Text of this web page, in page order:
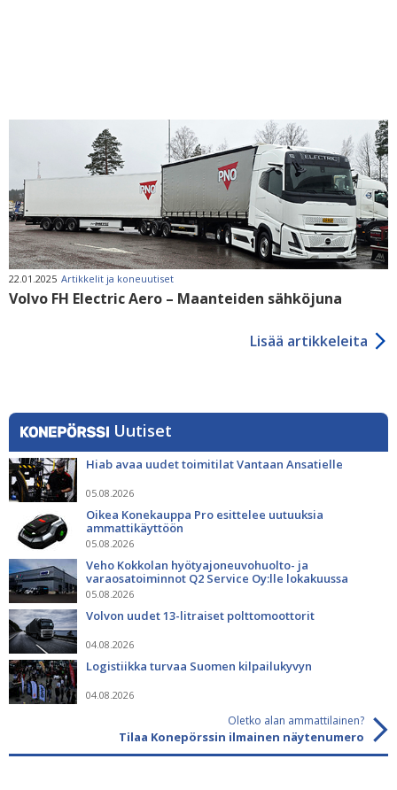
22.01.2025 Artikkelit ja koneuutiset
Volvo FH Electric Aero – Maanteiden sähköjuna
Lisää artikkeleita
Uutiset
Hiab avaa uudet toimitilat Vantaan Ansatielle
05.08.2026
Oikea Konekauppa Pro esittelee uutuuksia
ammattikäyttöön
05.08.2026
Veho Kokkolan hyötyajoneuvohuolto- ja
varaosatoiminnot Q2 Service Oy:lle lokakuussa
05.08.2026
Volvon uudet 13-litraiset polttomoottorit
04.08.2026
Logistiikka turvaa Suomen kilpailukyvyn
04.08.2026
Oletko alan ammattilainen?
Tilaa Konepörssin ilmainen näytenumero